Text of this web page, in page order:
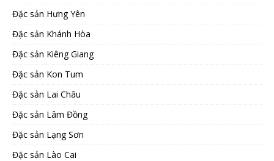
Đặc sản Hưng Yên
Đặc sản Khánh Hòa
Đặc sản Kiêng Giang
Đặc sản Kon Tum
Đặc sản Lai Châu
Đặc sản Lâm Đồng
Đặc sản Lạng Sơn
Đặc sản Lào Cai